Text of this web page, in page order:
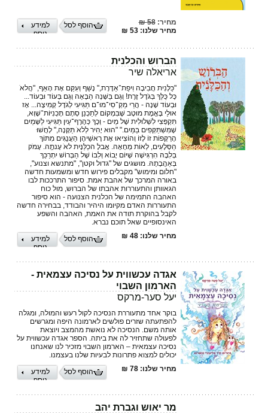
מחיר:58 ₪
מחיר שלנו: 53 ₪
למידע
נוסף
הוסף לסל
הברוש והכלנית
אריאלה שיר
"כַּלָּנִית חֲבִיבָה וִיפַת־אַדֶּרֶת," נָשַׁף וְעִקֵּם אֶת הָאַף, "הֲלאֹ
כָּל כֻּלֵּךְ בְּגֹדֶל זֶרֶת! וְגַם בַּשָּׁנָה הַבָּאָה וְגַם בְּעוֹד וּבְעוֹד...
וּבְעוֹד שָׁנָה - הֲרֵי מַקְ־סִי־מוּ־ם תַּגִּיעִי לְגֹדֶל קְמִיצָה... אָז
אוּלַי בֶּאֱמֶת מוּטָב שֶׁבִּמְקוֹם לְתַכְנֵן סְתָם תָּכְנִיּוֹת־שָׁוְא,
תִּקְפְּצִי לִשְׁלוּלִית שֶׁל מַיִם - וְכָךְ כְּהֶרֶף־עַיִן תַּגִּיעִי לַשָּׁמַיִם
שֶׁמִּשְׁתַּקְּפִים בַּמַּיִם." "הוּא יָהִיר לְלאֹ תַּקָּנָה," לָחֲשׁוּ
הָרַקָּפוֹת זוֹ לָזוֹ וְהוֹצִיאוּ אֶת רָאשֵׁיהֶן הַעֲנֻגִּים מִתּוֹךְ
הַסְּלָעִים, לְאוֹת מְחָאָה. אֲבלָ הכַלַּנָּיִת לאֹ עָנתְָה. עָמֹק
בְּלִבָּהּ הִרְגִּישָׁה שֶׁיּוֹם יָבוֹא וְלִבּוֹ שֶׁל הַבְּרוֹשׁ יִתְרַכֵּךְ
בְּאַהֲבָתָהּ. מושגים של "גדול וקטן", "מתנשא וצנוע",
"חלום ומימוש" מקבלים פירוש חדש ומשמעות חדשה
באורה המרכך של אהבת אמת. סיפור התרככות לבו
הגאוותן והתעוררות אהבתו של הברוש, מול כוח
האהבה התמימה של הכלנית הצנועה - הוא סיפור
התעוררות האדם מקיומו היהיר והבודד, בבחירה חדשה
לקבל בהוקרת תודה את האמת, האהבה והשפע
האינסופיים שאל תוכם נברא.
מחיר שלנו: 48 ₪
למידע
נוסף
הוסף לסל
אגדה עכשווית על נסיכה עצמאית -
הארמון השבוי
יעל סער-מרקס
בוקר אחד מתעוררת הנסיכה לקול רעש והמולה, ומגלה
להפתעתה שזרים פולשים לארמונה היפה ומגרשים
אותה משם. הנסיכה לא נואשת מהמצב ויוצאת
לפעולה שתחזיר לה את ביתה. הספר אגדה עכשווית על
נסיכה עצמאית – הארמון השבוי מזכיר לנו שאנחנו
יכולים למצוא פתרונות לבעיות שלנו בעצמנו.
מחיר שלנו: 78 ₪
למידע
נוסף
הוסף לסל
מר יאוש וגברת יהב